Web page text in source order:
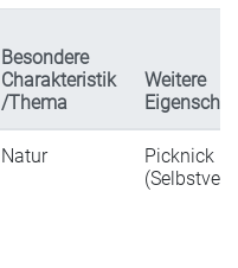
Besondere
Charakteristik
/Thema
Weitere
Natur
Picknick